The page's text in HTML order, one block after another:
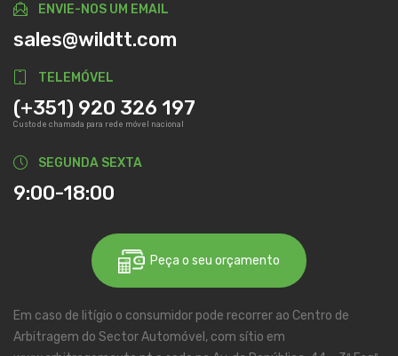
ENVIE-NOS UM EMAIL
sales@wildtt.com
TELEMÓVEL
(+351) 920 326 197
Custo de chamada para rede móvel nacional
SEGUNDA SEXTA
9:00-18:00
Peça o seu orçamento
Em caso de litígio o consumidor pode recorrer ao Centro de
Arbitragem do Sector Automóvel, com sítio em